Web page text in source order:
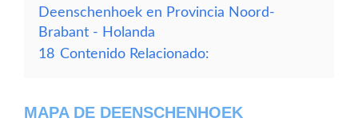
Deenschenhoek en Provincia Noord-
Brabant - Holanda
18 Contenido Relacionado:
MAPA DE DEENSCHENHOEK